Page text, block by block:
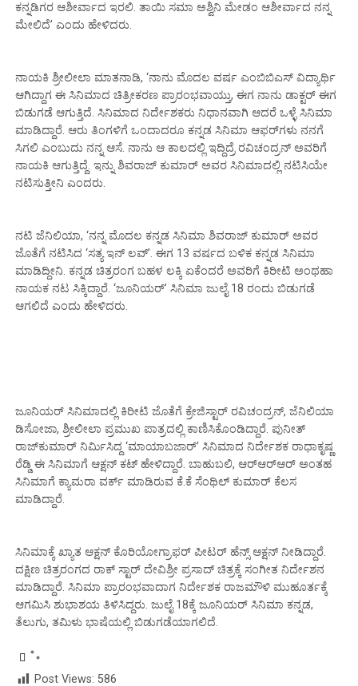
ಕನ್ನಡಿಗರ ಆಶೀರ್ವಾದ ಇರಲಿ. ತಾಯಿ ಸಮಾ ಅಶ್ವಿನಿ ಮೇಡಂ ಆಶೀರ್ವಾದ ನನ್ನ
ಮೇಲಿದೆ’ ಎಂದು ಹೇಳಿದರು.
ನಾಯಕಿ ಶ್ರೀಲೀಲಾ ಮಾತನಾಡಿ, ‘ನಾನು ಮೊದಲ ವರ್ಷ ಎಂಬಿಬಿಎಸ್ ವಿದ್ಯಾರ್ಥಿ
ಆಗಿದ್ದಾಗ ಈ ಸಿನಿಮಾದ ಚಿತ್ರೀಕರಣ ಪ್ರಾರಂಭವಾಯ್ತು, ಈಗ ನಾನು ಡಾಕ್ಟರ್ ಈಗ
ಬಿಡುಗಡೆ ಆಗುತ್ತಿದೆ. ಸಿನಿಮಾದ ನಿರ್ದೇಶಕರು ನಿಧಾನವಾಗಿ ಆದರೆ ಒಳ್ಳೆ ಸಿನಿಮಾ
ಮಾಡಿದ್ದಾರೆ. ಆರು ತಿಂಗಳಿಗೆ ಒಂದಾದರೂ ಕನ್ನಡ ಸಿನಿಮಾ ಆಫರ್​ಗಳು ನನಗೆ
ಸಿಗಲಿ ಎಂಬುದು ನನ್ನ ಆಸೆ. ನಾನು ಆ ಕಾಲದಲ್ಲಿ ಇದ್ದಿದ್ರೆ ರವಿಚಂದ್ರನ್ ಅವರಿಗೆ
ನಾಯಕಿ ಆಗುತ್ತಿದ್ದೆ. ಇನ್ನು ಶಿವರಾಜ್ ಕುಮಾರ್ ಅವರ ಸಿನಿಮಾದಲ್ಲಿ ನಟಿಸಿಯೇ
ನಟಿಸುತ್ತೀನಿ ಎಂದರು.
ನಟಿ ಜೆನಿಲಿಯಾ, ‘ನನ್ನ ಮೊದಲ ಕನ್ನಡ ಸಿನಿಮಾ ಶಿವರಾಜ್ ಕುಮಾರ್ ಅವರ
ಜೊತೆಗೆ ನಟಿಸಿದ ‘ಸತ್ಯ ಇನ್ ಲವ್’. ಈಗ 13 ವರ್ಷದ ಬಳಿಕ ಕನ್ನಡ ಸಿನಿಮಾ
ಮಾಡಿದ್ದೀನಿ. ಕನ್ನಡ ಚಿತ್ರರಂಗ ಬಹಳ ಲಕ್ಕಿ ಏಕೆಂದರೆ ಅವರಿಗೆ ಕಿರೀಟಿ ಅಂಥಹಾ
ನಾಯಕ ನಟ ಸಿಕ್ಕಿದ್ದಾರೆ. ‘ಜೂನಿಯರ್’ ಸಿನಿಮಾ ಜುಲೈ 18 ರಂದು ಬಿಡುಗಡೆ
ಆಗಲಿದೆ ಎಂದು ಹೇಳಿದರು.
ಜೂನಿಯರ್‌ ಸಿನಿಮಾದಲ್ಲಿ ಕಿರೀಟಿ ಜೊತೆಗೆ ಕ್ರೇಜಿಸ್ಟಾರ್ ರವಿಚಂದ್ರನ್, ಜೆನಿಲಿಯಾ
ಡಿಸೋಜಾ, ಶ್ರೀಲೀಲಾ ಪ್ರಮುಖ ಪಾತ್ರದಲ್ಲಿ ಕಾಣಿಸಿಕೊಂಡಿದ್ದಾರೆ. ಪುನೀತ್
ರಾಜ್‌ಕುಮಾರ್ ನಿರ್ಮಿಸಿದ್ದ ‘ಮಾಯಾಬಜಾರ್’ ಸಿನಿಮಾದ ನಿರ್ದೇಶಕ ರಾಧಾಕೃಷ್ಣ
ರೆಡ್ಡಿ ಈ ಸಿನಿಮಾಗೆ ಆಕ್ಷನ್ ಕಟ್ ಹೇಳಿದ್ದಾರೆ. ಬಾಹುಬಲಿ, ಆರ್‌ಆರ್‌ಆರ್ ಅಂತಹ
ಸಿನಿಮಾಗೆ ಕ್ಯಾಮರಾ ವರ್ಕ್ ಮಾಡಿರುವ ಕೆ.ಕೆ ಸೆಂಥಿಲ್ ಕುಮಾರ್ ಕೆಲಸ
ಮಾಡಿದ್ದಾರೆ.
ಸಿನಿಮಾಕ್ಕೆ ಖ್ಯಾತ ಆಕ್ಷನ್ ಕೊರಿಯೋಗ್ರಾಫರ್ ಪೀಟರ್ ಹೆನ್ಸ್ ಆಕ್ಷನ್ ನೀಡಿದ್ದಾರೆ.
ದಕ್ಷಿಣ ಚಿತ್ರರಂಗದ ರಾಕ್‌ ಸ್ಟಾರ್‌ ದೇವಿಶ್ರೀ ಪ್ರಸಾದ್‌ ಚಿತ್ರಕ್ಕೆ ಸಂಗೀತ ನಿರ್ದೇಶನ
ಮಾಡಿದ್ದಾರೆ. ಸಿನಿಮಾ ಪ್ರಾರಂಭವಾದಾಗ ನಿರ್ದೇಶಕ ರಾಜಮೌಳಿ ಮುಹೂರ್ತಕ್ಕೆ
ಆಗಮಿಸಿ ಶುಭಾಶಯ ತಿಳಿಸಿದ್ದರು. ಜುಲೈ 18ಕ್ಕೆ ಜೂನಿಯರ್‌ ಸಿನಿಮಾ ಕನ್ನಡ,
ತೆಲುಗು, ತಮಿಳು ಭಾಷೆಯಲ್ಲಿ ಬಿಡುಗಡೆಯಾಗಲಿದೆ.
Post Views: 586